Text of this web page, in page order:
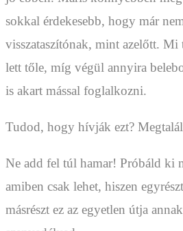
sokkal érdekesebb, hogy már
visszataszítónak, mint azelőtt. Mi
lett tőle, míg végül annyira
is akart mással foglalkozni.
Tudod, hogy hívják ezt?
Ne add fel túl hamar! Próbáld ki
amiben csak lehet, hiszen
másrészt ez az egyetlen útja